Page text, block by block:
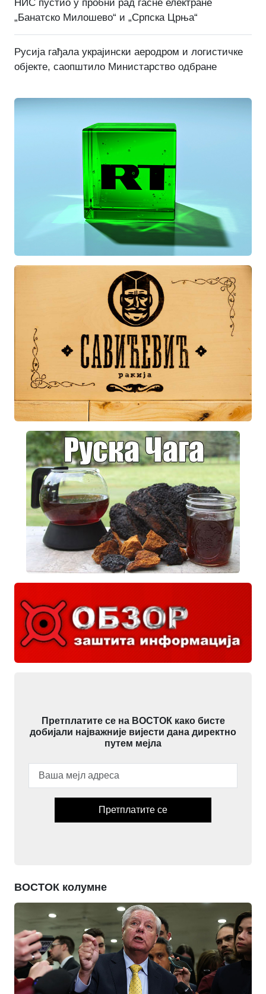
НИС пустио у пробни рад гасне електране
„Банатско Милошево“ и „Српска Црња“
Русија гађала украјински аеродром и логистичке
објекте, саопштило Министарство одбране
Претплатите се на ВОСТОК како бисте
добијали најважније вијести дана директно
путем мејла
Претплатите се
ВОСТОК колумне